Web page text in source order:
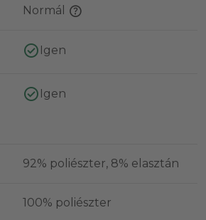
Normál
Igen
Igen
92% poliészter, 8% elasztán
100% poliészter